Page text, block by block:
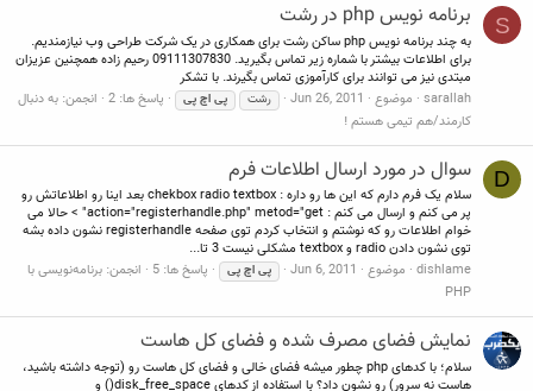
S برنامه نویس php در رشت
به چند برنامه نویس php ساکن رشت برای همکاری در یک شرکت طراحی وب نیازمندیم.
برای اطلاعات بیشتر با شماره زیر تماس بگیرید. 09111307830 رحیم زاده همچنین عزیزان
مبتدی نیز می توانند برای کارآموزی تماس بگیرند. با تشکر
sarallah موضوع Jun 26, 2011 رشت پی اچ پی پاسخ ها: 2 انجمن: به دنبال
کارمند/هم تیمی هستم !
D سوال در مورد ارسال اطلاعات فرم
سلام یک فرم دارم که این ها رو داره : chekbox radio textbox بعد اینا رو اطلاعاتش رو
پر می کنم و ارسال می کنم : action="registerhandle.php" metod="get" > حالا می
خوام اطلاعات رو که نوشتم و انتخاب کردم توی صفحه registerhandle نشون داده بشه
توی نشون دادن radio و textbox مشکلی نیست 3 تا...
dishlame موضوع Jun 6, 2011 پی اچ پی پاسخ ها: 5 انجمن: برنامه‌نویسی با
PHP
نمایش فضای مصرف شده و فضای کل هاست
سلام؛ با کدهای php چطور میشه فضای خالی و فضای کل هاست رو (توجه داشته باشید،
هاست نه سرور) رو نشون داد؟ با استفاده از کدهای disk_free_space() و